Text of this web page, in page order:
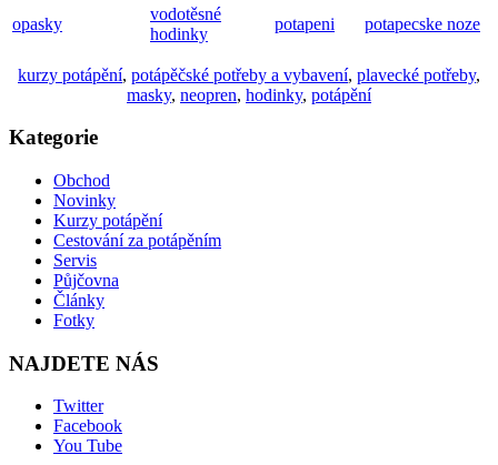
opasky
vodotěsné
hodinky
potapeni potapecske noze
kurzy potápění, potápěčské potřeby a vybavení, plavecké potřeby,
masky, neopren, hodinky, potápění
Kategorie
Obchod
Novinky
Kurzy potápění
Cestování za potápěním
Servis
Půjčovna
Články
Fotky
NAJDETE NÁS
Twitter
Facebook
You Tube